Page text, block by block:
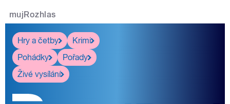
mujRozhlas
Hry a četby
Krimi
Pohádky
Pořady
Živé vysílání